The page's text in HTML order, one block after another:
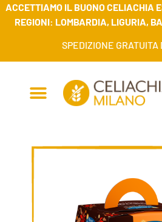
ACCETTIAMO IL BUONO CELIACHIA
REGIONI: LOMBARDIA, LIGURIA,
SPEDIZIONE GRATUITA